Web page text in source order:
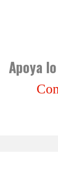
Apoya